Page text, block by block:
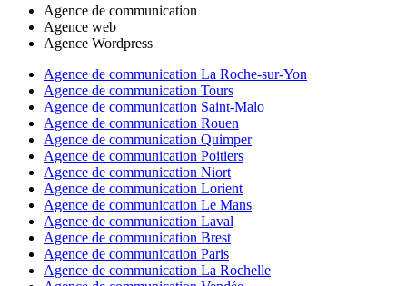
Agence de communication
Agence web
Agence Wordpress
Agence de communication La Roche-sur-Yon
Agence de communication Tours
Agence de communication Saint-Malo
Agence de communication Rouen
Agence de communication Quimper
Agence de communication Poitiers
Agence de communication Niort
Agence de communication Lorient
Agence de communication Le Mans
Agence de communication Laval
Agence de communication Brest
Agence de communication Paris
Agence de communication La Rochelle